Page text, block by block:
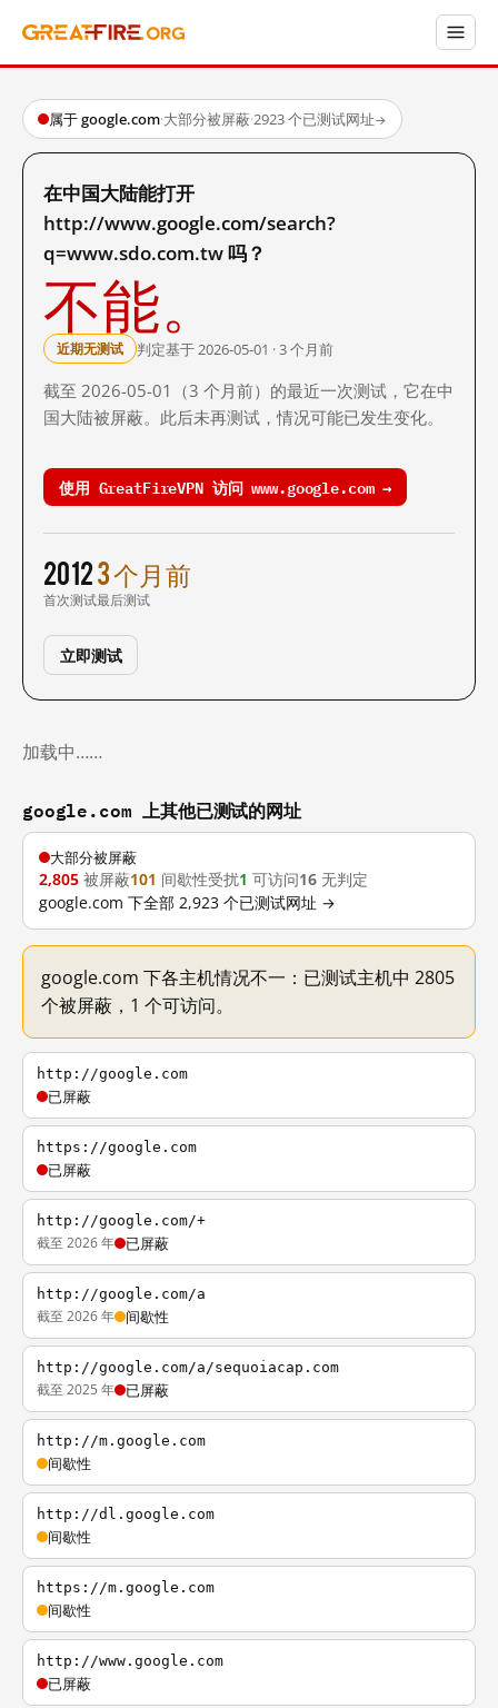
属于 google.com·大部分被屏蔽·2923 个已测试网址→
在中国大陆能打开
http://www.google.com/search?
q=www.sdo.com.tw 吗？
不能。
近期无测试 判定基于 2026-05-01 · 3 个月前
截至 2026-05-01（3 个月前）的最近一次测试，它在中
国大陆被屏蔽。此后未再测试，情况可能已发生变化。
使用 GreatFireVPN 访问 www.google.com →
2012
首次测试
3 个月前
最后测试
立即测试
加载中……
google.com 上其他已测试的网址
大部分被屏蔽
2,805 被屏蔽101 间歇性受扰1 可访问16 无判定
google.com 下全部 2,923 个已测试网址 →
google.com 下各主机情况不一：已测试主机中 2805
个被屏蔽，1 个可访问。
http://google.com
已屏蔽
https://google.com
已屏蔽
http://google.com/+
截至 2026 年 已屏蔽
http://google.com/a
截至 2026 年 间歇性
http://google.com/a/sequoiacap.com
截至 2025 年 已屏蔽
http://m.google.com
间歇性
http://dl.google.com
间歇性
https://m.google.com
间歇性
http://www.google.com
已屏蔽